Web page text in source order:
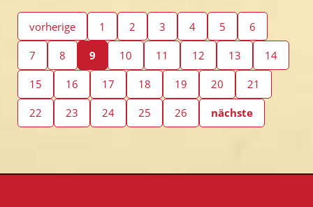
vorherige 1 2 3 4 5 6
7 8 9 10 11 12 13 14
15 16 17 18 19 20 21
22 23 24 25 26 nächste